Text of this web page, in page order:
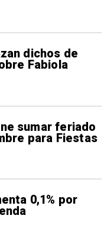
dichos de
Fabiola
sumar feriado
para Fiestas
0,1% por